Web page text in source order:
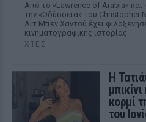
Από το «Lawrence of Arabia» και
την «Οδύσσεια» του
Αΐτ Μπεν Χαντού έχει
κινηματογραφικής ιστορίας
ΧΤΕΣ
Η
κορμί
του